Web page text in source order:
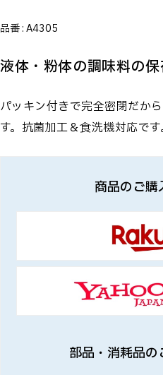
品番 :A4305
液体・粉体の調味料の保
パッキン付きで完全密閉だか
す。抗菌加工＆食洗機対応です
商品のご購
部品・消耗品